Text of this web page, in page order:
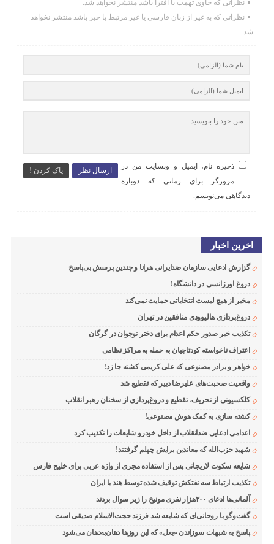
نظراتی که حاوی تهمت یا افترا باشد منتشر نخواهد شد.
نظراتی که به غیر از زبان فارسی یا غیر مرتبط با خبر باشد منتشر نخواهد
شد.
ارسال نظر پاک کردن !
ذخیره نام، ایمیل و وبسایت من در
مرورگر برای زمانی که دوباره
دیدگاهی می‌نویسم.
اخرین اخبار
گزارش ادعایی سازمان ضدایرانی هرانا و چندین پرسش بی‌پاسخ
دروغ اورژانسی در دانشگاه!
مخبر از هیچ لیست انتخاباتی حمایت نمی‌کند
دروغ‌پردازی هالیوودی منافقین در تهران
تکذیب خبر صدور حکم اعدام برای دختر نوجوان در گرگان
اعتراف ناخواسته کودتاچیان به حمله به مراکز نظامی
خواهر و برادر مصنوعی که علی کریمی کشته جا زد!
واقعیت صحبت‌های علیرضا دبیر که تقطیع شد
کلکسیونی از تحریف، تقطیع و دروغ‌پردازی از سخنان رهبر انقلاب
کشته سازی به کمک هوش مصنوعی!
اعدامی ادعایی ضدانقلاب از داخل خودرو شایعات را تکذیب کرد
شهید حزب‌الله که معاندین برایش چهلم گرفتند!
شایعه سکوت لاریجانی پس از استفاده مجری از واژه عربی برای خلیج فارس
تکذیب ارتباط سه نفتکش توقیف شده توسط هند با ایران
آلمانی‌ها ادعای ۲۰۰هزار نفری مونیخ را زیر سوال بردند
گفت‌وگو با روحانی‌ای که شایعه شد فرزند حجت‌الاسلام صدیقی است
پاسخ به شبهات سوزاندن «بعل» که این روزها دهان‌به‌دهان می‌شود